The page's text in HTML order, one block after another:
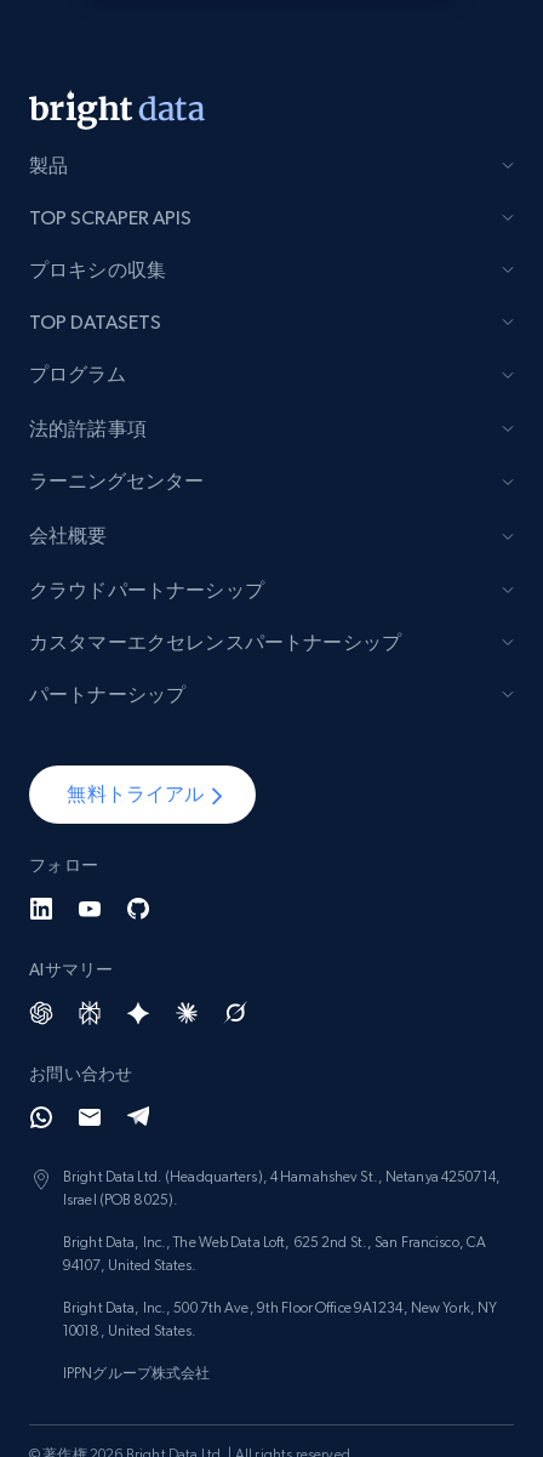
products using specified keywords
Currency, Discount, Initial price, and more.
Model number, Gtin ean pn, Product name, and
Lowes.com - Gather data on products using
URL, Domain, Marketplace pn, Sku, Other pn,
991+ 162+
URL, Domain, Marketplace pn, Sku, Other pn,
Model number, Gtin ean pn, Product name, and
more.
Lazada - Products
URL, Title, Rating, Reviews, Initial price, Final
price, Currency, Stock, and more.
製品
TOP SCRAPER APIS
プロキシの収集
TOP DATASETS
プログラム
法的許諾事項
ラーニングセンター
会社概要
無料トライアル
フォロー
AIサマリー
お問い合わせ
Bright Data Ltd. (Headquarters), 4 Hamahshev St., Netanya 4250714,
Israel (POB 8025).
Bright Data, Inc., The Web Data Loft, 625 2nd St., San Francisco, CA
94107, United States.
Bright Data, Inc., 500 7th Ave, 9th Floor Office 9A1234, New York, NY
10018, United States.
IPPNグループ株式会社
クラウドパートナーシップ
カスタマーエクセレンスパートナーシップ
パートナーシップ